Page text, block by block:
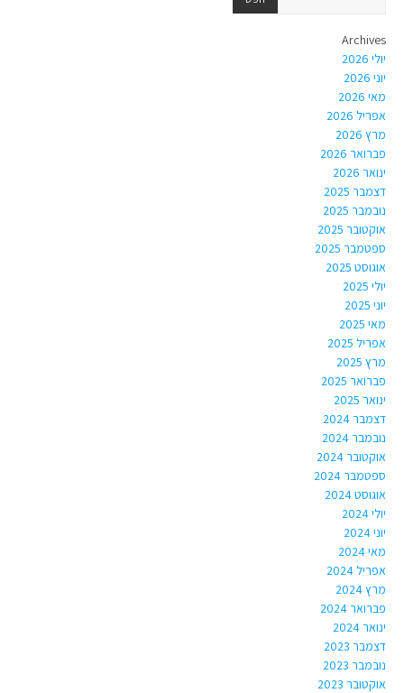
Archives
יולי 2026
יוני 2026
מאי 2026
אפריל 2026
מרץ 2026
פברואר 2026
ינואר 2026
דצמבר 2025
נובמבר 2025
אוקטובר 2025
ספטמבר 2025
אוגוסט 2025
יולי 2025
יוני 2025
מאי 2025
אפריל 2025
מרץ 2025
פברואר 2025
ינואר 2025
דצמבר 2024
נובמבר 2024
אוקטובר 2024
ספטמבר 2024
אוגוסט 2024
יולי 2024
יוני 2024
מאי 2024
אפריל 2024
מרץ 2024
פברואר 2024
ינואר 2024
דצמבר 2023
נובמבר 2023
אוקטובר 2023